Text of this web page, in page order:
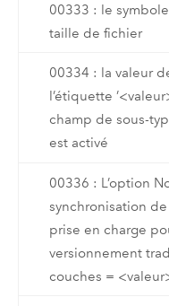
00333 : le
taille de fichier
00334 : la valeur
l’étiquette
champ de sous-
est activé
00336 : L’option
synchronisation
prise en charge
versionnement
couches =